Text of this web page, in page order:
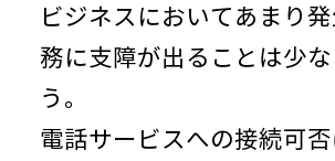
ビジネスにおいてあまり
務に支障が出ることは少
う。
電話サービスへの接続可